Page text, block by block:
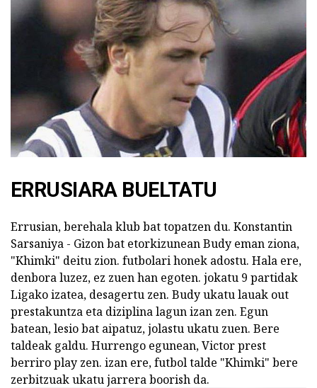
ERRUSIARA BUELTATU
Errusian, berehala klub bat topatzen du. Konstantin
Sarsaniya - Gizon bat etorkizunean Budy eman ziona,
"Khimki" deitu zion. futbolari honek adostu. Hala ere,
denbora luzez, ez zuen han egoten. jokatu 9 partidak
Ligako izatea, desagertu zen. Budy ukatu lauak out
prestakuntza eta diziplina lagun izan zen. Egun
batean, lesio bat aipatuz, jolastu ukatu zuen. Bere
taldeak galdu. Hurrengo egunean, Victor prest
berriro play zen. izan ere, futbol talde "Khimki" bere
zerbitzuak ukatu jarrera boorish da.